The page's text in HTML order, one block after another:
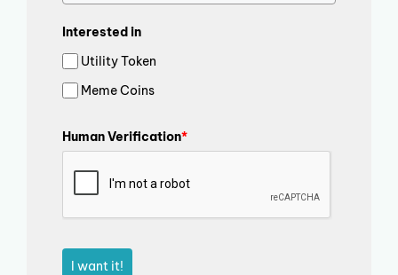
Interested in
Utility Token
Meme Coins
Human Verification*
I want it!